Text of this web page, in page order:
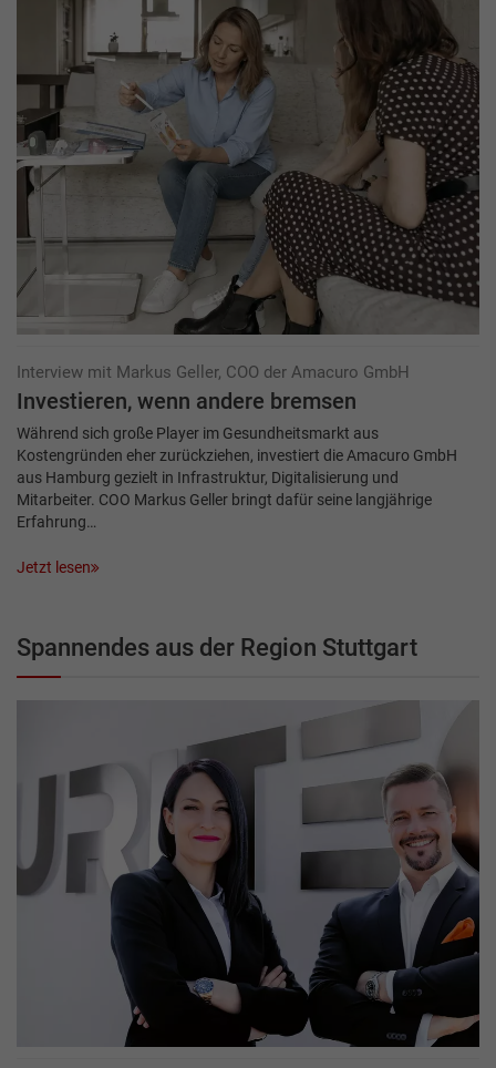
Interview mit Markus Geller, COO der Amacuro GmbH
Investieren, wenn andere bremsen
Während sich große Player im Gesundheitsmarkt aus
Kostengründen eher zurückziehen, investiert die Amacuro GmbH
aus Hamburg gezielt in Infrastruktur, Digitalisierung und
Mitarbeiter. COO Markus Geller bringt dafür seine langjährige
Erfahrung…
Jetzt lesen
Spannendes aus der Region Stuttgart